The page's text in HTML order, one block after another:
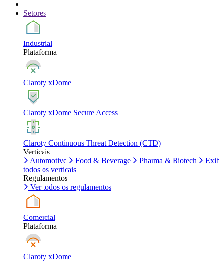
Setores
Industrial
Plataforma
Claroty xDome
Claroty xDome Secure Access
Claroty Continuous Threat Detection (CTD)
Verticais
Automotive
Food & Beverage Pharma & Biotech
todos os verticais
Regulamentos
Ver todos os regulamentos
Comercial
Plataforma
Claroty xDome